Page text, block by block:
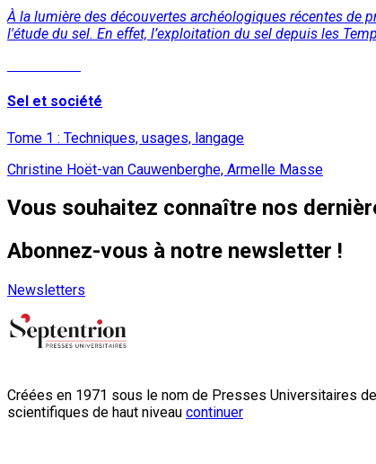
À la lumière des découvertes archéologiques récentes de
l'étude du sel. En effet, l’exploitation du sel depuis les
Sel et société
Tome 1 : Techniques, usages, langage
Christine Hoët-van Cauwenberghe, Armelle Masse
Vous souhaitez connaître nos
Abonnez-vous à notre newsletter !
Newsletters
Créées en 1971 sous le nom de Presses Universitaires
scientifiques de haut niveau continuer